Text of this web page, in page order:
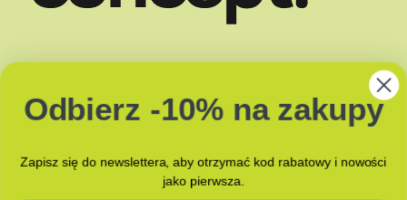
O NAS
KONTAKT Z NAMI
ZAPACHY
Odbierz -10% na zakupy
Zapisz się do newslettera, aby otrzymać kod rabatowy i nowości
jako pierwsza.